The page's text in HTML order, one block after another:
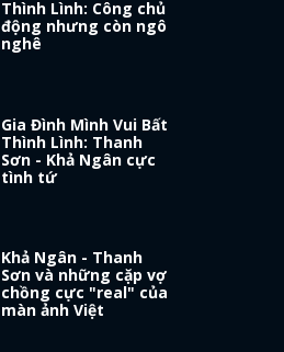
Thình Lình: Công chủ
động nhưng còn ngô
nghê
Gia Đình Mình Vui Bất
Thình Lình: Thanh
Sơn - Khả Ngân cực
tình tứ
Khả Ngân - Thanh
Sơn và những cặp vợ
chồng cực "real" của
màn ảnh Việt